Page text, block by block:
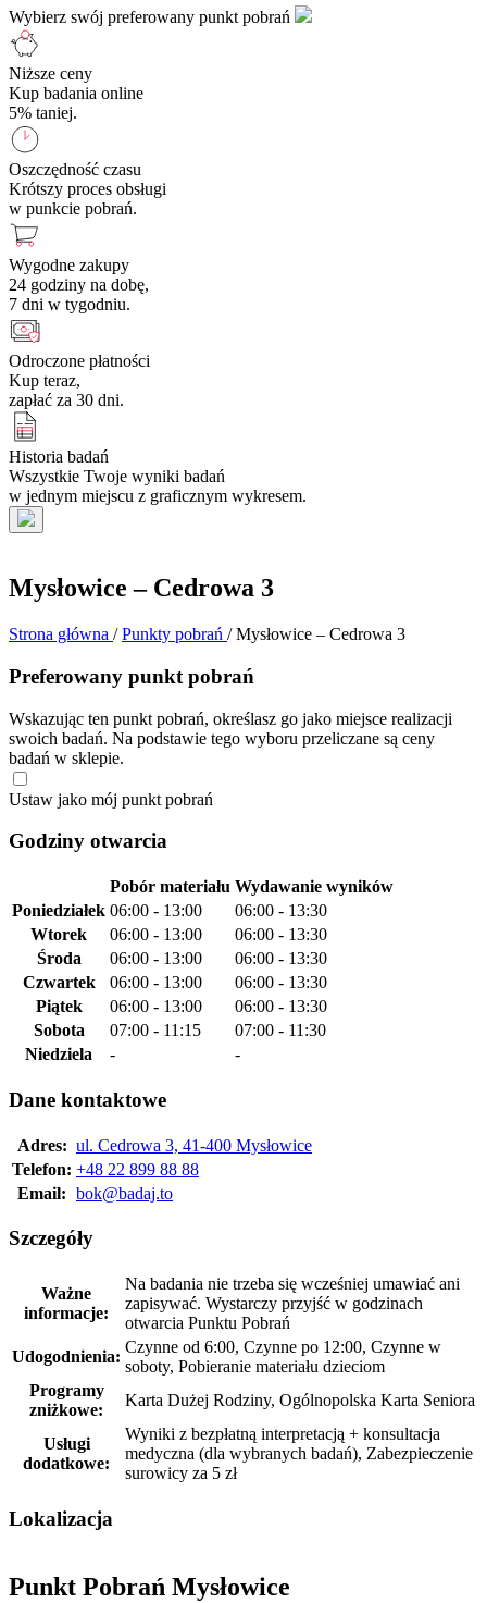
Wybierz swój preferowany punkt pobrań
Niższe ceny
Kup badania online
5% taniej.
Oszczędność czasu
Krótszy proces obsługi
w punkcie pobrań.
Wygodne zakupy
24 godziny na dobę,
7 dni w tygodniu.
Odroczone płatności
Kup teraz,
zapłać za 30 dni.
Historia badań
Wszystkie Twoje wyniki badań
w jednym miejscu z graficznym wykresem.
Mysłowice – Cedrowa 3
Strona główna / Punkty pobrań / Mysłowice – Cedrowa 3
Preferowany punkt pobrań
Wskazując ten punkt pobrań, określasz go jako miejsce realizacji
swoich badań. Na podstawie tego wyboru przeliczane są ceny
badań w sklepie.
Ustaw jako mój punkt pobrań
Godziny otwarcia
Pobór materiału Wydawanie wyników
Poniedziałek 06:00 - 13:00
06:00 - 13:30
Wtorek
06:00 - 13:00
06:00 - 13:30
Środa
06:00 - 13:00
06:00 - 13:30
Czwartek
06:00 - 13:00
06:00 - 13:30
Piątek
06:00 - 13:00
06:00 - 13:30
Sobota
07:00 - 11:15
07:00 - 11:30
Niedziela
- -
Dane kontaktowe
Adres: ul. Cedrowa 3, 41-400 Mysłowice
Telefon: +48 22 899 88 88
Email: bok@badaj.to
Szczegóły
Ważne
informacje:
Na badania nie trzeba się wcześniej umawiać ani
zapisywać. Wystarczy przyjść w godzinach
otwarcia Punktu Pobrań
Udogodnienia:
Czynne od 6:00, Czynne po 12:00, Czynne w
soboty, Pobieranie materiału dzieciom
Programy
zniżkowe:
Karta Dużej Rodziny, Ogólnopolska Karta Seniora
Usługi
dodatkowe:
Wyniki z bezpłatną interpretacją + konsultacja
medyczna (dla wybranych badań), Zabezpieczenie
surowicy za 5 zł
Lokalizacja
Punkt Pobrań Mysłowice